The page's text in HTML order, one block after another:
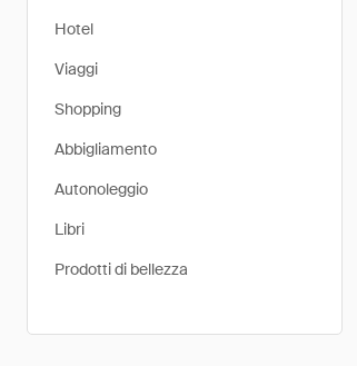
Hotel
Viaggi
Shopping
Abbigliamento
Autonoleggio
Libri
Prodotti di bellezza